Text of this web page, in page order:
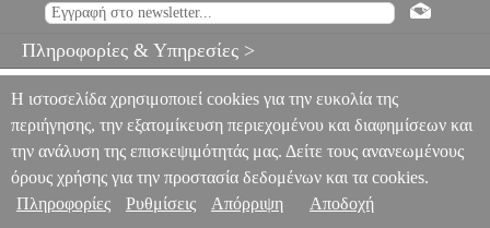
401.0 HAP.173751 HAP.173751
KARCHER
EXTRACTOR 12L 1000W 1.628-401.0
67.90
Πληροφορίες & Υπηρεσίες >
Η ιστοσελίδα χρησιμοποιεί cookies για την ευκολία της
περιήγησης, την εξατομίκευση περιεχομένου και διαφημίσεων και
την ανάλυση της επισκεψιμότητάς μας. Δείτε τους ανανεωμένους
όρους χρήσης για την προστασία δεδομένων και τα cookies.
Πληροφορίες
Ρυθμίσεις Απόρριψη Αποδοχή